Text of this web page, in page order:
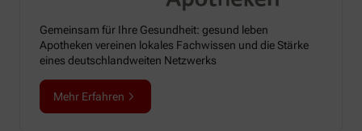
Gemeinsam für Ihre Gesundheit: gesund leben
Apotheken vereinen lokales Fachwissen und die Stärke
eines deutschlandweiten Netzwerks
Mehr Erfahren